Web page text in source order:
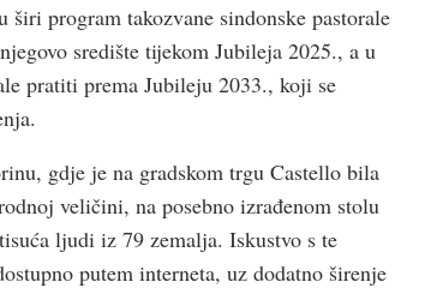
program takozvane sindonske pastorale
središte tijekom Jubileja 2025., a u
pratiti prema Jubileju 2033., koji se
gdje je na gradskom trgu Castello bila
veličini, na posebno izrađenom stolu
ljudi iz 79 zemalja. Iskustvo s te
putem interneta, uz dodatno širenje